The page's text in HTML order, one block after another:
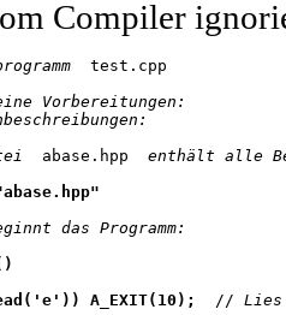
Compiler
test.cpp
Vorbereitungen:
abase.hpp
enthält alle
das Programm:
A_EXIT(10);
//